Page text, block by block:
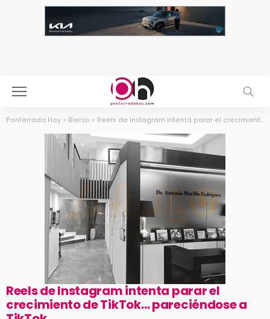
Ponferrada Hoy > Bierzo > Reels de Instagram intenta parar el crecimiento de TikTok… pareciéndose a TikTok
Reels de Instagram intenta parar el
crecimiento de TikTok… pareciéndose a